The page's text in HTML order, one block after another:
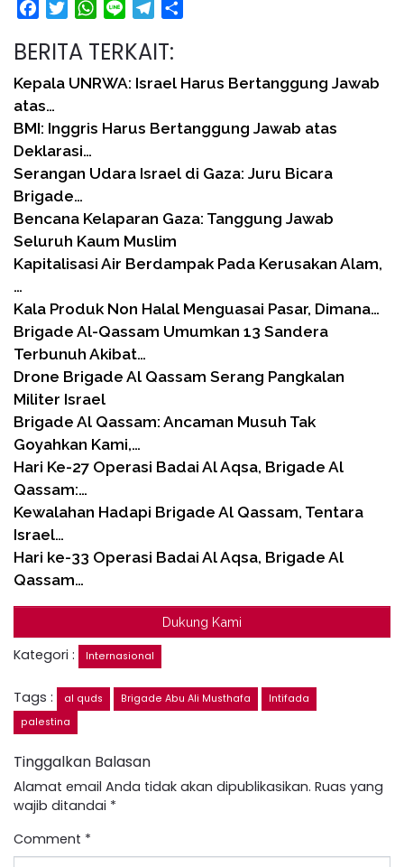
FacebookTwitterWhatsApp
Line Telegram
BERITA TERKAIT:
Kepala UNRWA: Israel Harus Bertanggung Jawab
atas…
BMI: Inggris Harus Bertanggung Jawab atas
Deklarasi…
Serangan Udara Israel di Gaza: Juru Bicara
Brigade…
Bencana Kelaparan Gaza: Tanggung Jawab
Seluruh Kaum Muslim
Kapitalisasi Air Berdampak Pada Kerusakan Alam,
…
Kala Produk Non Halal Menguasai Pasar, Dimana…
Brigade Al-Qassam Umumkan 13 Sandera
Terbunuh Akibat…
Drone Brigade Al Qassam Serang Pangkalan
Militer Israel
Brigade Al Qassam: Ancaman Musuh Tak
Goyahkan Kami,…
Hari Ke-27 Operasi Badai Al Aqsa, Brigade Al
Qassam:…
Kewalahan Hadapi Brigade Al Qassam, Tentara
Israel…
Hari ke-33 Operasi Badai Al Aqsa, Brigade Al
Qassam…
Dukung Kami
Kategori : Internasional
Tags : al quds Brigade Abu Ali Musthafa
Intifada
palestina
Tinggalkan Balasan
Alamat email Anda tidak akan dipublikasikan. Ruas yang
wajib ditandai *
Comment *